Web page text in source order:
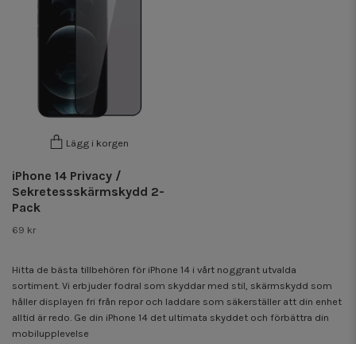
Lägg i korgen
iPhone 14 Privacy /
Sekretessskärmskydd 2-
Pack
69 kr
Hitta de bästa tillbehören för iPhone 14 i vårt noggrant utvalda
sortiment. Vi erbjuder fodral som skyddar med stil, skärmskydd som
håller displayen fri från repor och laddare som säkerställer att din enhet
alltid är redo. Ge din iPhone 14 det ultimata skyddet och förbättra din
mobilupplevelse